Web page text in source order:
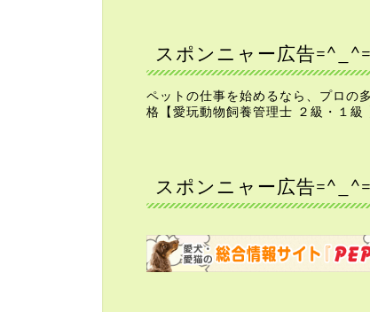
スポンニャー広告=^_^=
ペットの仕事を始めるなら、プロの
格【愛玩動物飼養管理士 ２級・１級
スポンニャー広告=^_^=